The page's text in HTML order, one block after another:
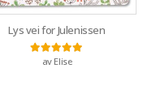
Lys vei for Julenissen
Vurdert5
av Elise